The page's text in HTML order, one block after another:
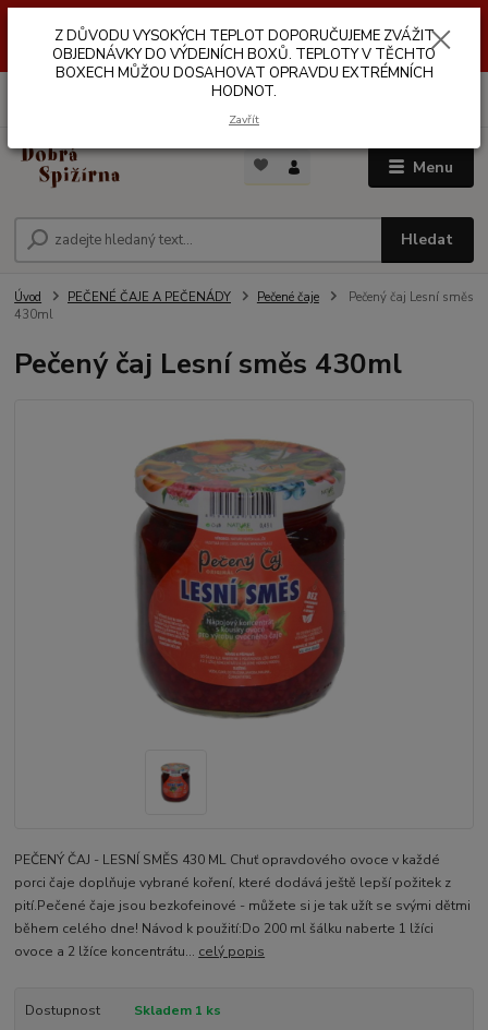
VÝDEJNÍCH BOXŮ. TEPLOTA V TĚCHTO BOXECH MŮŽE DOSAHOVAT
OPRAVDU EXTRÉMNÍCH HODNOT.
Menu
Hledat
Úvod PEČENÉ ČAJE A PEČENÁDY Pečené čaje
Pečený čaj Lesní směs
430ml
Pečený čaj Lesní směs 430ml
PEČENÝ ČAJ - LESNÍ SMĚS 430 ML Chuť opravdového ovoce v každé
porci čaje doplňuje vybrané koření, které dodává ještě lepší požitek z
pití.Pečené čaje jsou bezkofeinové - můžete si je tak užít se svými dětmi
během celého dne! Návod k použití:Do 200 ml šálku naberte 1 lžíci
ovoce a 2 lžíce koncentrátu... celý popis
Dostupnost
Skladem 1 ks
Z DŮVODU VYSOKÝCH TEPLOT DOPORUČUJEME ZVÁŽIT
OBJEDNÁVKY DO VÝDEJNÍCH BOXŮ. TEPLOTY V TĚCHTO
BOXECH MŮŽOU DOSAHOVAT OPRAVDU EXTRÉMNÍCH
HODNOT.
Zavřít